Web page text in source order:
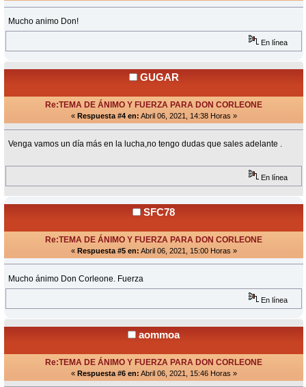
Mucho animo Don!
En línea
GUGAR
Re:TEMA DE ÁNIMO Y FUERZA PARA DON CORLEONE
« Respuesta #4 en: Abril 06, 2021, 14:38 Horas »
Venga vamos un día más en la lucha,no tengo dudas que sales adelante .
En línea
SFC78
Re:TEMA DE ÁNIMO Y FUERZA PARA DON CORLEONE
« Respuesta #5 en: Abril 06, 2021, 15:00 Horas »
Mucho ánimo Don Corleone. Fuerza
En línea
aommoa
Re:TEMA DE ÁNIMO Y FUERZA PARA DON CORLEONE
« Respuesta #6 en: Abril 06, 2021, 15:46 Horas »